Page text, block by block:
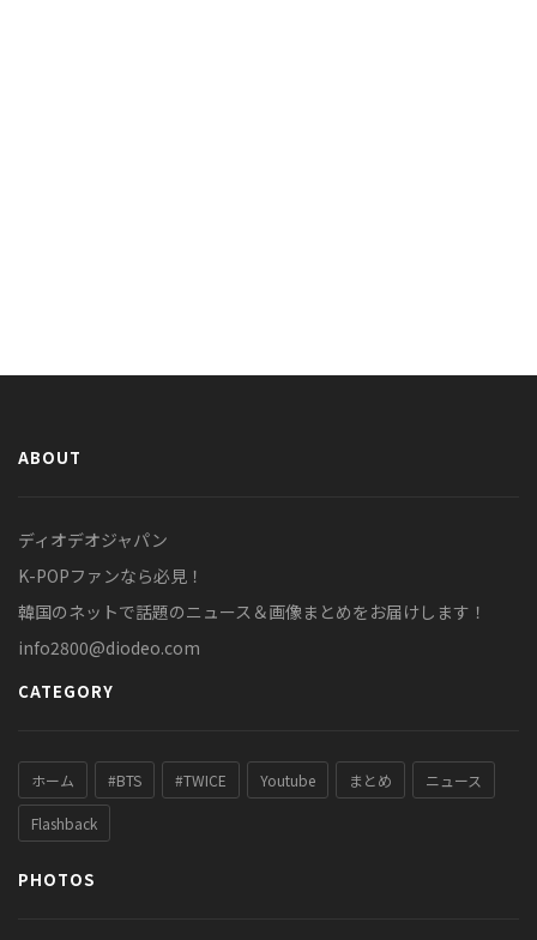
ABOUT
ディオデオジャパン
K-POPファンなら必見！
韓国のネットで話題のニュース＆画像まとめをお届けします！
info2800@diodeo.com
CATEGORY
ホーム #BTS #TWICE Youtube まとめ ニュース
Flashback
PHOTOS